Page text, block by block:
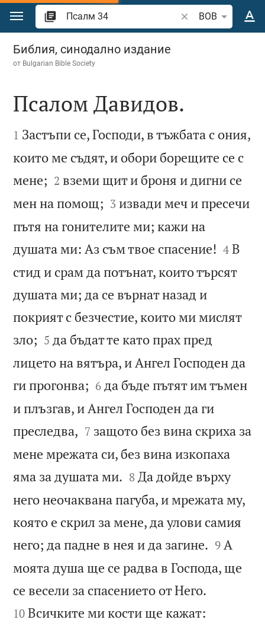
Преминете към съдържанието
Търсете стих или
BOB
Псалм 34
Библия, синодално издание
от Bulgarian Bible Society

Псалом Давидов.

1 Застъпи се, Господи, в тъжбата с ония,
които ме съдят, и обори борещите се с
мене; 

2 вземи щит и броня и дигни се
мен на помощ; 

3 извади меч и пресечи
пътя на гонителите ми; кажи на
душата ми: Аз съм твое спасение! 

4 В
стид и срам да потънат, които търсят
душата ми; да се върнат назад и
покрият с безчестие, които ми мислят
зло; 

5 да бъдат те като прах пред
лицето на вятъра, и Ангел Господен да
ги прогонва; 

6 да бъде пътят им тъмен
и плъзгав, и Ангел Господен да ги
преследва, 

7 защото без вина скриха за
мене мрежата си, без вина изкопаха
яма за душата ми. 

8 Да дойде върху
него неочаквана пагуба, и мрежата му,
която е скрил за мене, да улови самия
него; да падне в нея и да загине. 

9 А
моята душа ще се радва в Господа, ще
се весели за спасението от Него.
10 Всичките ми кости ще кажат: